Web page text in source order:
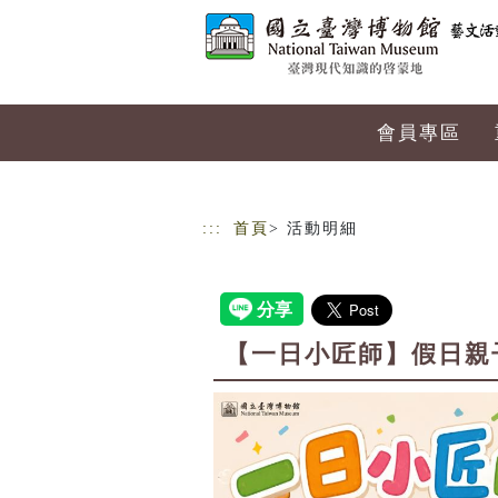
會員專區
::: 首頁 > 活動明細
【一日小匠師】假日